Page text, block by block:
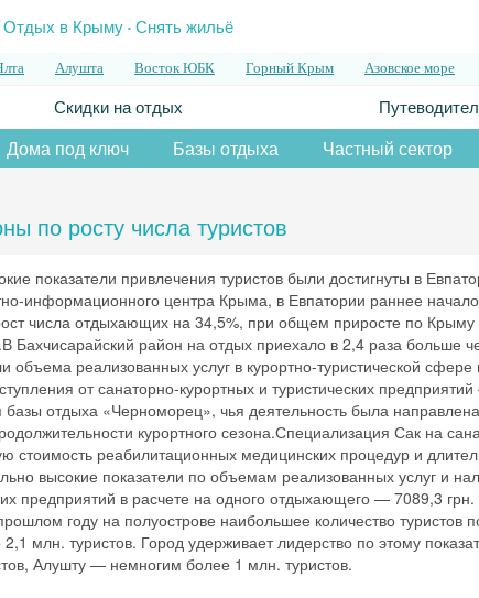
Отдых в Крыму.Снять жильё
Алушта Восток ЮБК Горный Крым Азовское море
Скидки на отдых
Дома под ключ Базы отдыха Частный сектор
по росту числа туристов
показатели привлечения туристов были достигнуты в
информационного центра Крыма, в Евпатории раннее
числа отдыхающих на 34,5%, при общем приросте по Крыму
Бахчисарайский район на отдых приехало в 2,4 раза больше
объема реализованных услуг в курортно-туристической
от санаторно-курортных и туристических
отдыха «Черноморец», чья деятельность была
курортного сезона.Специализация Сак на
стоимость реабилитационных медицинских процедур и
высокие показатели по объемам реализованных услуг и
предприятий в расчете на одного отдыхающего — 7089,3
году на полуострове наибольшее количество туристов
млн. туристов. Город удерживает лидерство по этому
Алушту — немногим более 1 млн. туристов.
Скидка −5%
Хочешь дешевле? Оставь почту и
первое бронирование!